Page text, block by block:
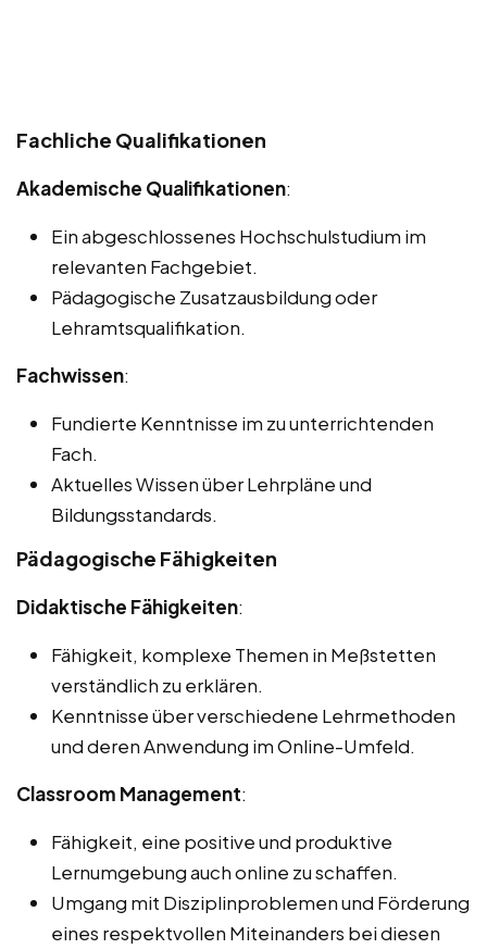
Fachliche Qualifikationen
Akademische Qualifikationen:
Ein abgeschlossenes Hochschulstudium im
relevanten Fachgebiet.
Pädagogische Zusatzausbildung oder
Lehramtsqualifikation.
Fachwissen:
Fundierte Kenntnisse im zu unterrichtenden
Fach.
Aktuelles Wissen über Lehrpläne und
Bildungsstandards.
Pädagogische Fähigkeiten
Didaktische Fähigkeiten:
Fähigkeit, komplexe Themen in Meßstetten
verständlich zu erklären.
Kenntnisse über verschiedene Lehrmethoden
und deren Anwendung im Online-Umfeld.
Classroom Management:
Fähigkeit, eine positive und produktive
Lernumgebung auch online zu schaffen.
Umgang mit Disziplinproblemen und Förderung
eines respektvollen Miteinanders bei diesen